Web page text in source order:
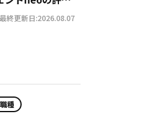
？Google口コ
最終更新日:2026.08.07
職種